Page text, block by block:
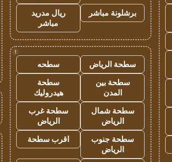
برشلونة مباشر
ريال مدريد
مباشر
!
سطحة الرياض
سطحه
سطحة بين
المدن
سطحة
هيدروليك
سطحة شمال
الرياض
سطحة غرب
الرياض
سطحة جنوب
الرياض
اقرب سطحة